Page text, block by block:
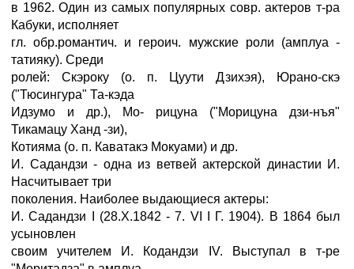
в 1962. Один из самых популярных совр. актеров т-ра
Кабуки, исполняет
гл. обр.романтич. и героич. мужские роли (амплуа -
татияку). Среди
ролей: Скэроку (о. п. Цуути Дзихэя), Юрано-скэ
("Тюсингура" Та-кэда
Идзумо и др.), Mo- рицуна ("Морицуна дзи-нъя"
Тикамацу Ханд -зи),
Котияма (о. п. Каватакэ Мокуами) и др.
И. Садандзи - одна из ветвей актерской династии И.
Насчитывает три
поколения. Наиболее выдающиеся актеры:
И. Садандзи I (28.X.1842 - 7. VI I Г. 1904). В 1864 был
усыновлен
своим учителем И. Кодандзи IV. Выступал в т-ре